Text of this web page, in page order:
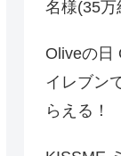
名様(35万
Oliveの日
イレブン
らえる！